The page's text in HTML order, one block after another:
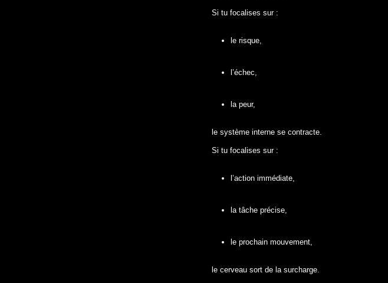
Si tu focalises sur :
le risque,
l’échec,
la peur,
le système interne se contracte.
Si tu focalises sur :
l’action immédiate,
la tâche précise,
le prochain mouvement,
le cerveau sort de la surcharge.